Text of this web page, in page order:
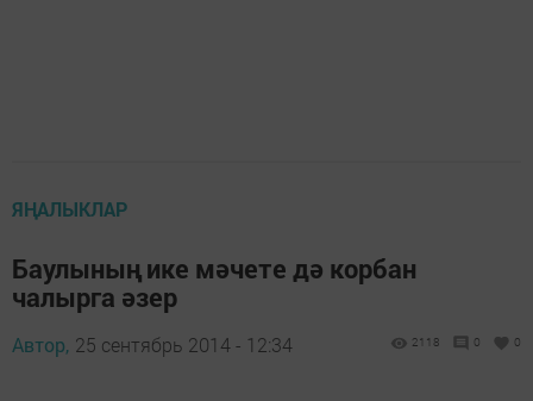
ЯҢАЛЫКЛАР
Баулының ике мәчете дә корбан
чалырга әзер
Автор, 25 сентябрь 2014 - 12:34 2118 0 0